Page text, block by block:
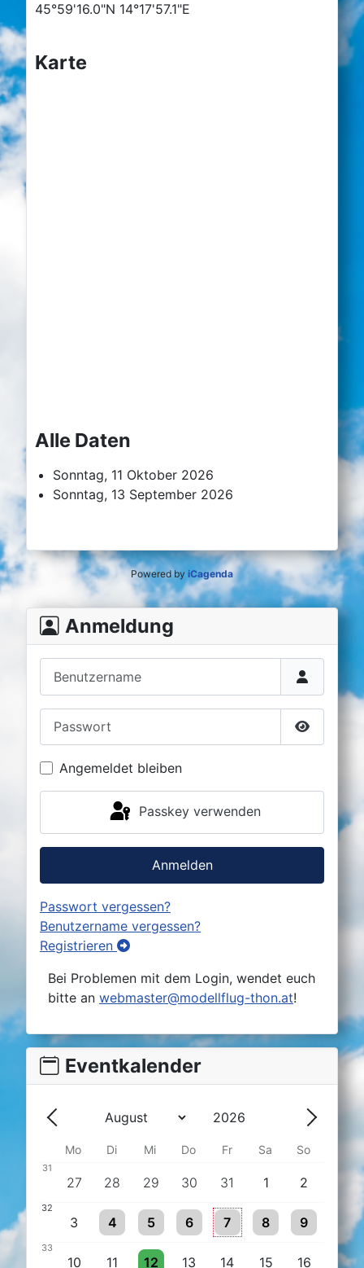
Eventkalender
Zurück - Monat
Monat
Jahr
Weiter -
Mo Di Mi Do Fr Sa So
31
27 28 29 30 31 1 2
32
3 4
One event
5
One event
6
One event
7
One event
8
One event
9
One event
33
10 11 12
One event
13 14 15 16
45°59'16.0"N 14°17'57.1"E
Karte
Alle Daten
Sonntag, 11 Oktober 2026
Sonntag, 13 September 2026
Powered by iCagenda
Anmeldung
Passwort
Angemeldet bleiben
Passkey verwenden
Anmelden
Passwort vergessen?
Benutzername vergessen?
Registrieren
Bei Problemen mit dem Login, wendet euch
bitte an webmaster@modellflug-thon.at!